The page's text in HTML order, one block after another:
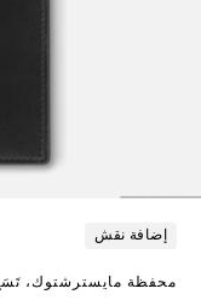
إضافة نقش
محفظة مايسترشتوك، تَسَع 14 بطاقة ائتمان مع جيب يُقفل